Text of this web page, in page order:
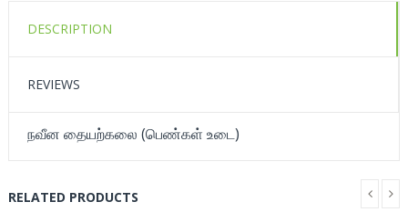
DESCRIPTION
REVIEWS
நவீன தையற்கலை (பெண்கள் உடை)
RELATED PRODUCTS